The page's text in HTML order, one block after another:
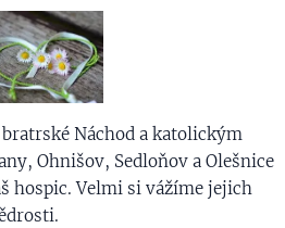
Náchod a katolickým
Ohnišov, Sedloňov a Olešnice
hospic. Velmi si vážíme jejich